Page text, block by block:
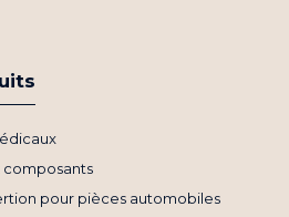
pour pièces automobiles